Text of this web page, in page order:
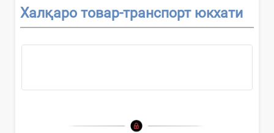
Халқаро товар-транспорт юкхати